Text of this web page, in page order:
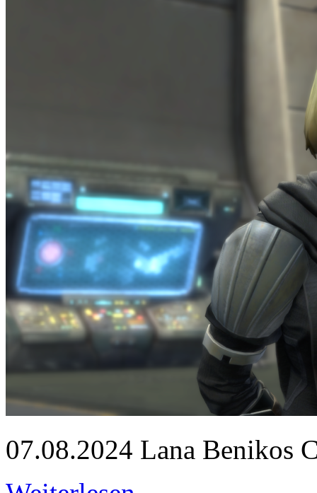
07.08.2024 Lana Benikos